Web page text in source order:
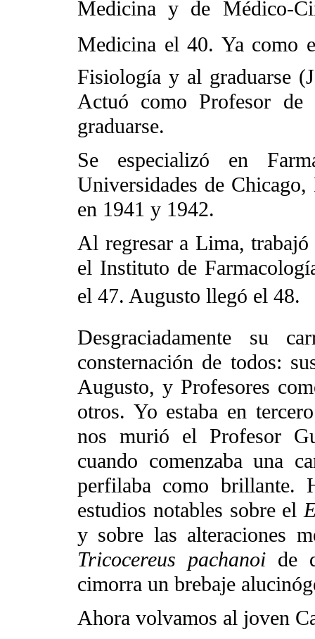
Medicina y de Médico-
Medicina el 40. Ya como
Fisiología y al graduarse
Actuó como Profesor
graduarse.
Se especializó en
Universidades de
en 1941 y 1942.
Al regresar a Lima,
el Instituto de
el 47. Augusto llegó el 48.
Desgraciadamente su
consternación de todos:
Augusto, y Profesores
otros. Yo estaba en
nos murió el Profesor
cuando comenzaba una
perfilaba como brillante.
estudios notables sobre el
y sobre las alteraciones
Tricocereus pachanoi de
cimorra un brebaje
Ahora volvamos al joven